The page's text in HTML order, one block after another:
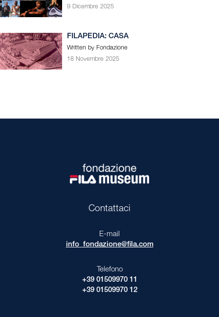
9 Dicembre 2025
FILAPEDIA: CASA
Written by Fondazione
18 Novembre 2025
Contattaci
E-mail
info_fondazione@fila.com
Telefono
+39 01509970 11
+39 01509970 12